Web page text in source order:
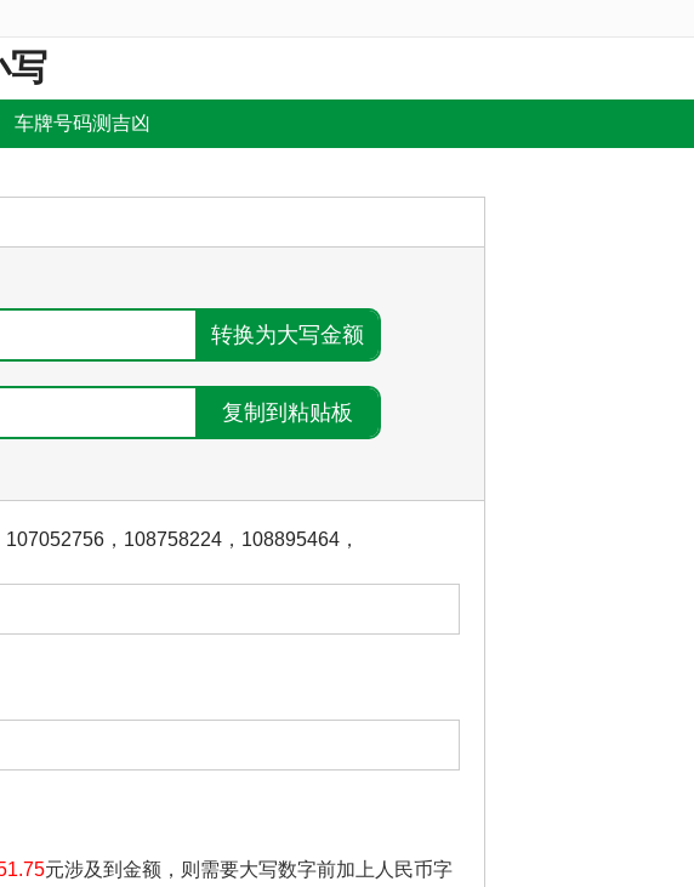
写
车牌号码测吉凶
107052756 ， 108758224 ， 108895464 ，
元涉及到金额，则需要大写数字前加上人民币字